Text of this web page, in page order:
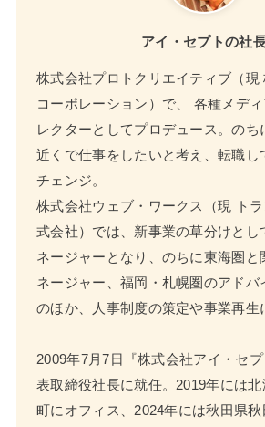
アイ・セプトの社
株式会社プロトクリエイティブ（現
コーポレーション）で、 各種メデ
レクターとしてプロデュース。のち
近くで仕事をしたいと考え、転職し
チェンジ。
株式会社ウェブ・ワークス（現 ト
式会社）では、新事業の草分けとし
ネージャーとなり、のちに東海圏と
ネージャー、福岡・札幌圏のアドバ
のほか、人事制度の策定や事業再生
2009年7月7日『株式会社アイ・セ
表取締役社長に就任。2019年には北
町にオフィス、2024年には秋田県秋